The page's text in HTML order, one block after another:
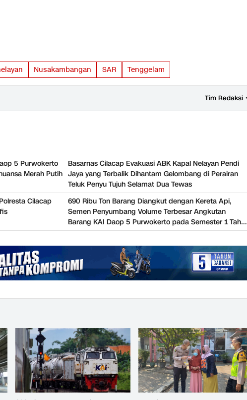
Nusakambangan SAR Tenggelam
Tim Redaksi
5 Purwokerto
Merah Putih
Basarnas Cilacap Evakuasi ABK Kapal Nelayan Pendi
Jaya yang Terbalik Dihantam Gelombang di Perairan
Teluk Penyu Tujuh Selamat Dua Tewas
Cilacap
690 Ribu Ton Barang Diangkut dengan Kereta Api,
Semen Penyumbang Volume Terbesar Angkutan
Barang KAI Daop 5 Purwokerto pada Semester 1 Tahun
2026